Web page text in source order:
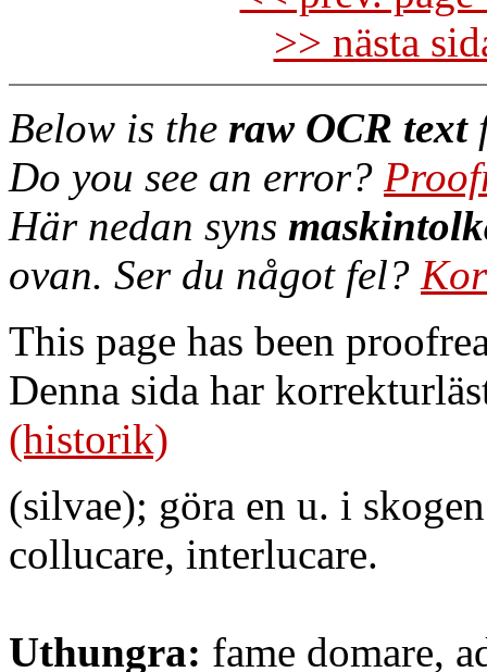
>> nästa
Below is the raw OCR text
Do you see an error?
Här nedan syns
ovan. Ser du något fel?
This page has been
Denna sida har
(historik)
(silvae); göra en u. i
collucare, interlucare.
Uthungra: fame domare,